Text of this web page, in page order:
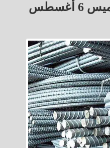
أسعار اللحوم اليوم الخميس 6 أغسطس